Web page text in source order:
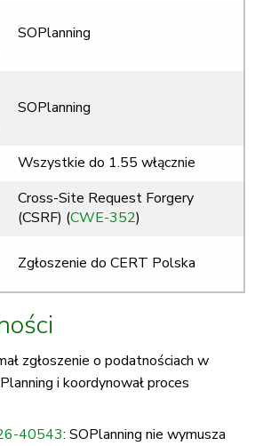
SOPlanning
SOPlanning
Wszystkie do 1.55 włącznie
Cross-Site Request Forgery
(CSRF) (CWE-352)
Zgłoszenie do CERT Polska
zgłoszenie o podatnościach w
i koordynował proces
40543: SOPlanning nie wymusza